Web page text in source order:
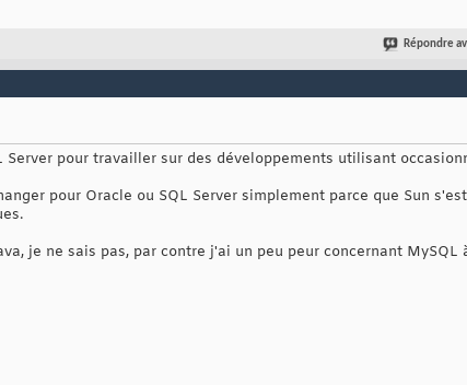
Répondre
pour travailler sur des développements utilisant
pour Oracle ou SQL Server simplement parce que Sun
je ne sais pas, par contre j'ai un peu peur concernant MySQL